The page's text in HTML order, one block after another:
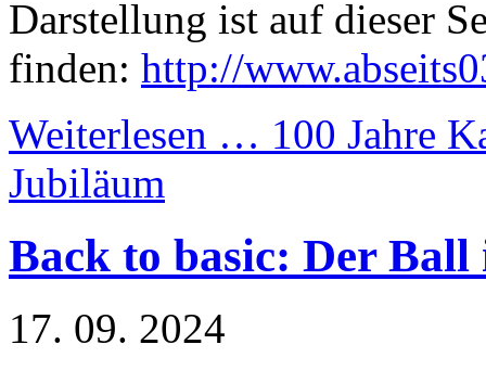
Darstellung ist auf dieser
finden: http://
Weiterlesen … 100 Jahre
Jubiläum
Back to basic: Der Ball
17. 09. 2024